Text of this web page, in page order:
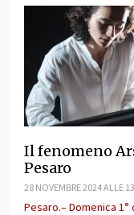
Il fenomeno
Pesaro
28 NOVEMBRE 2024 ALLE
Pesaro.– Domenica